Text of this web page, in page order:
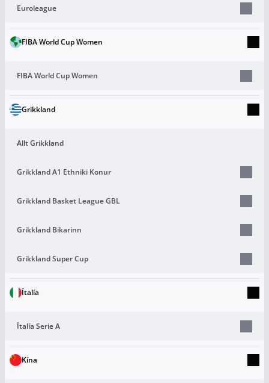
Euroleague
FIBA World Cup Women
FIBA World Cup Women
Grikkland
Allt Grikkland
Grikkland A1 Ethniki Konur
Grikkland Basket League GBL
Grikkland Bikarinn
Grikkland Super Cup
Ítalía
Ítalía Serie A
Kína